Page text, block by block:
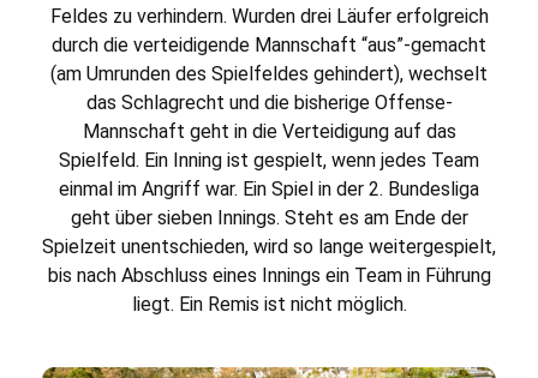
Feldes zu verhindern. Wurden drei Läufer erfolgreich
durch die verteidigende Mannschaft “aus”-gemacht
(am Umrunden des Spielfeldes gehindert), wechselt
das Schlagrecht und die bisherige Offense-
Mannschaft geht in die Verteidigung auf das
Spielfeld. Ein Inning ist gespielt, wenn jedes Team
einmal im Angriff war. Ein Spiel in der 2. Bundesliga
geht über sieben Innings. Steht es am Ende der
Spielzeit unentschieden, wird so lange weitergespielt,
bis nach Abschluss eines Innings ein Team in Führung
liegt. Ein Remis ist nicht möglich.